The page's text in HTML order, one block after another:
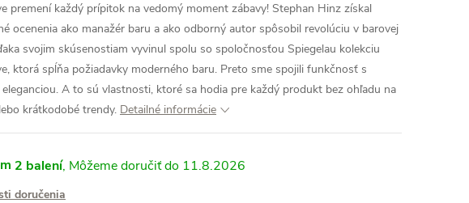
premení každý prípitok na vedomý moment zábavy! Stephan Hinz získal
ocenenia ako manažér baru a ako odborný autor spôsobil revolúciu v barovej
svojim skúsenostiam vyvinul spolu so spoločnosťou Spiegelau kolekciu
ktorá spĺňa požiadavky moderného baru. Preto sme spojili funkčnosť s
A to sú vlastnosti, ktoré sa hodia pre každý produkt bez ohľadu na
krátkodobé trendy. Detailné informácie
2 balení 11.8.2026
doručenia